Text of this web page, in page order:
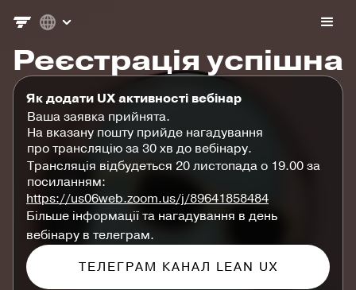
Реєстрація успішна
Як додати UX активності вебінар
Ваша заявка прийнята.
На вказану пошту прийде нагадування
про трансляцію за 30 хв до вебінару.
Трансляція відбудеться 20 листопада о 19.00 за
посиланням:
https://us06web.zoom.us/j/89641858484
Більше інформації та нагадування в день
вебінару в телеграм.
ТЕЛЕГРАМ КАНАЛ LEAN UX